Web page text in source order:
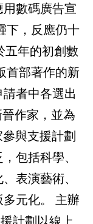
數碼廣告宣
下，反應仍十
五年的初創數
首部著作的新
者中各選出
作家，並為
與支援計劃
包括科學、
表演藝術、
元化。 主辦
計劃以線上